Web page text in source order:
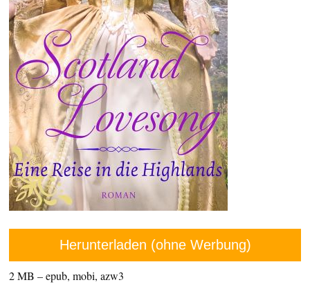
Herunterladen (ohne Werbung)
2 MB – epub, mobi, azw3